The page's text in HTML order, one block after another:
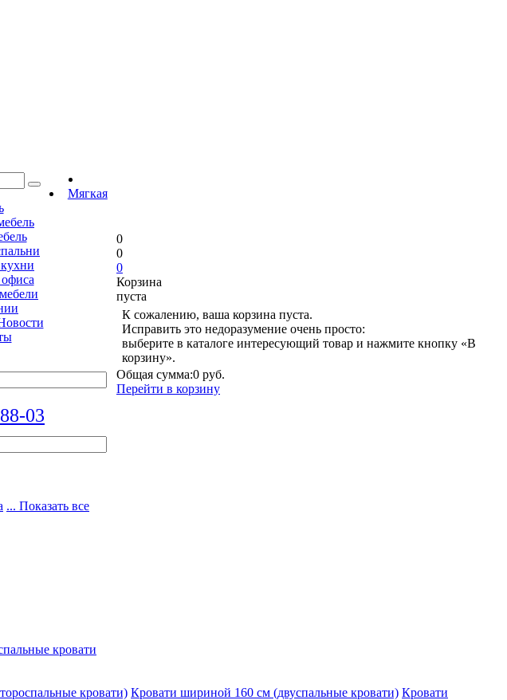
Мягкая
03
0
0
0
Корзина
пуста
К сожалению, ваша корзина пуста.
Исправить это недоразумение очень просто:
выберите в каталоге интересующий товар и нажмите кнопку «В
корзину».
Общая сумма:0 руб.
Перейти в корзину
... Показать все
кровати
кровати) Кровати шириной 160 см (двуспальные кровати) Кровати